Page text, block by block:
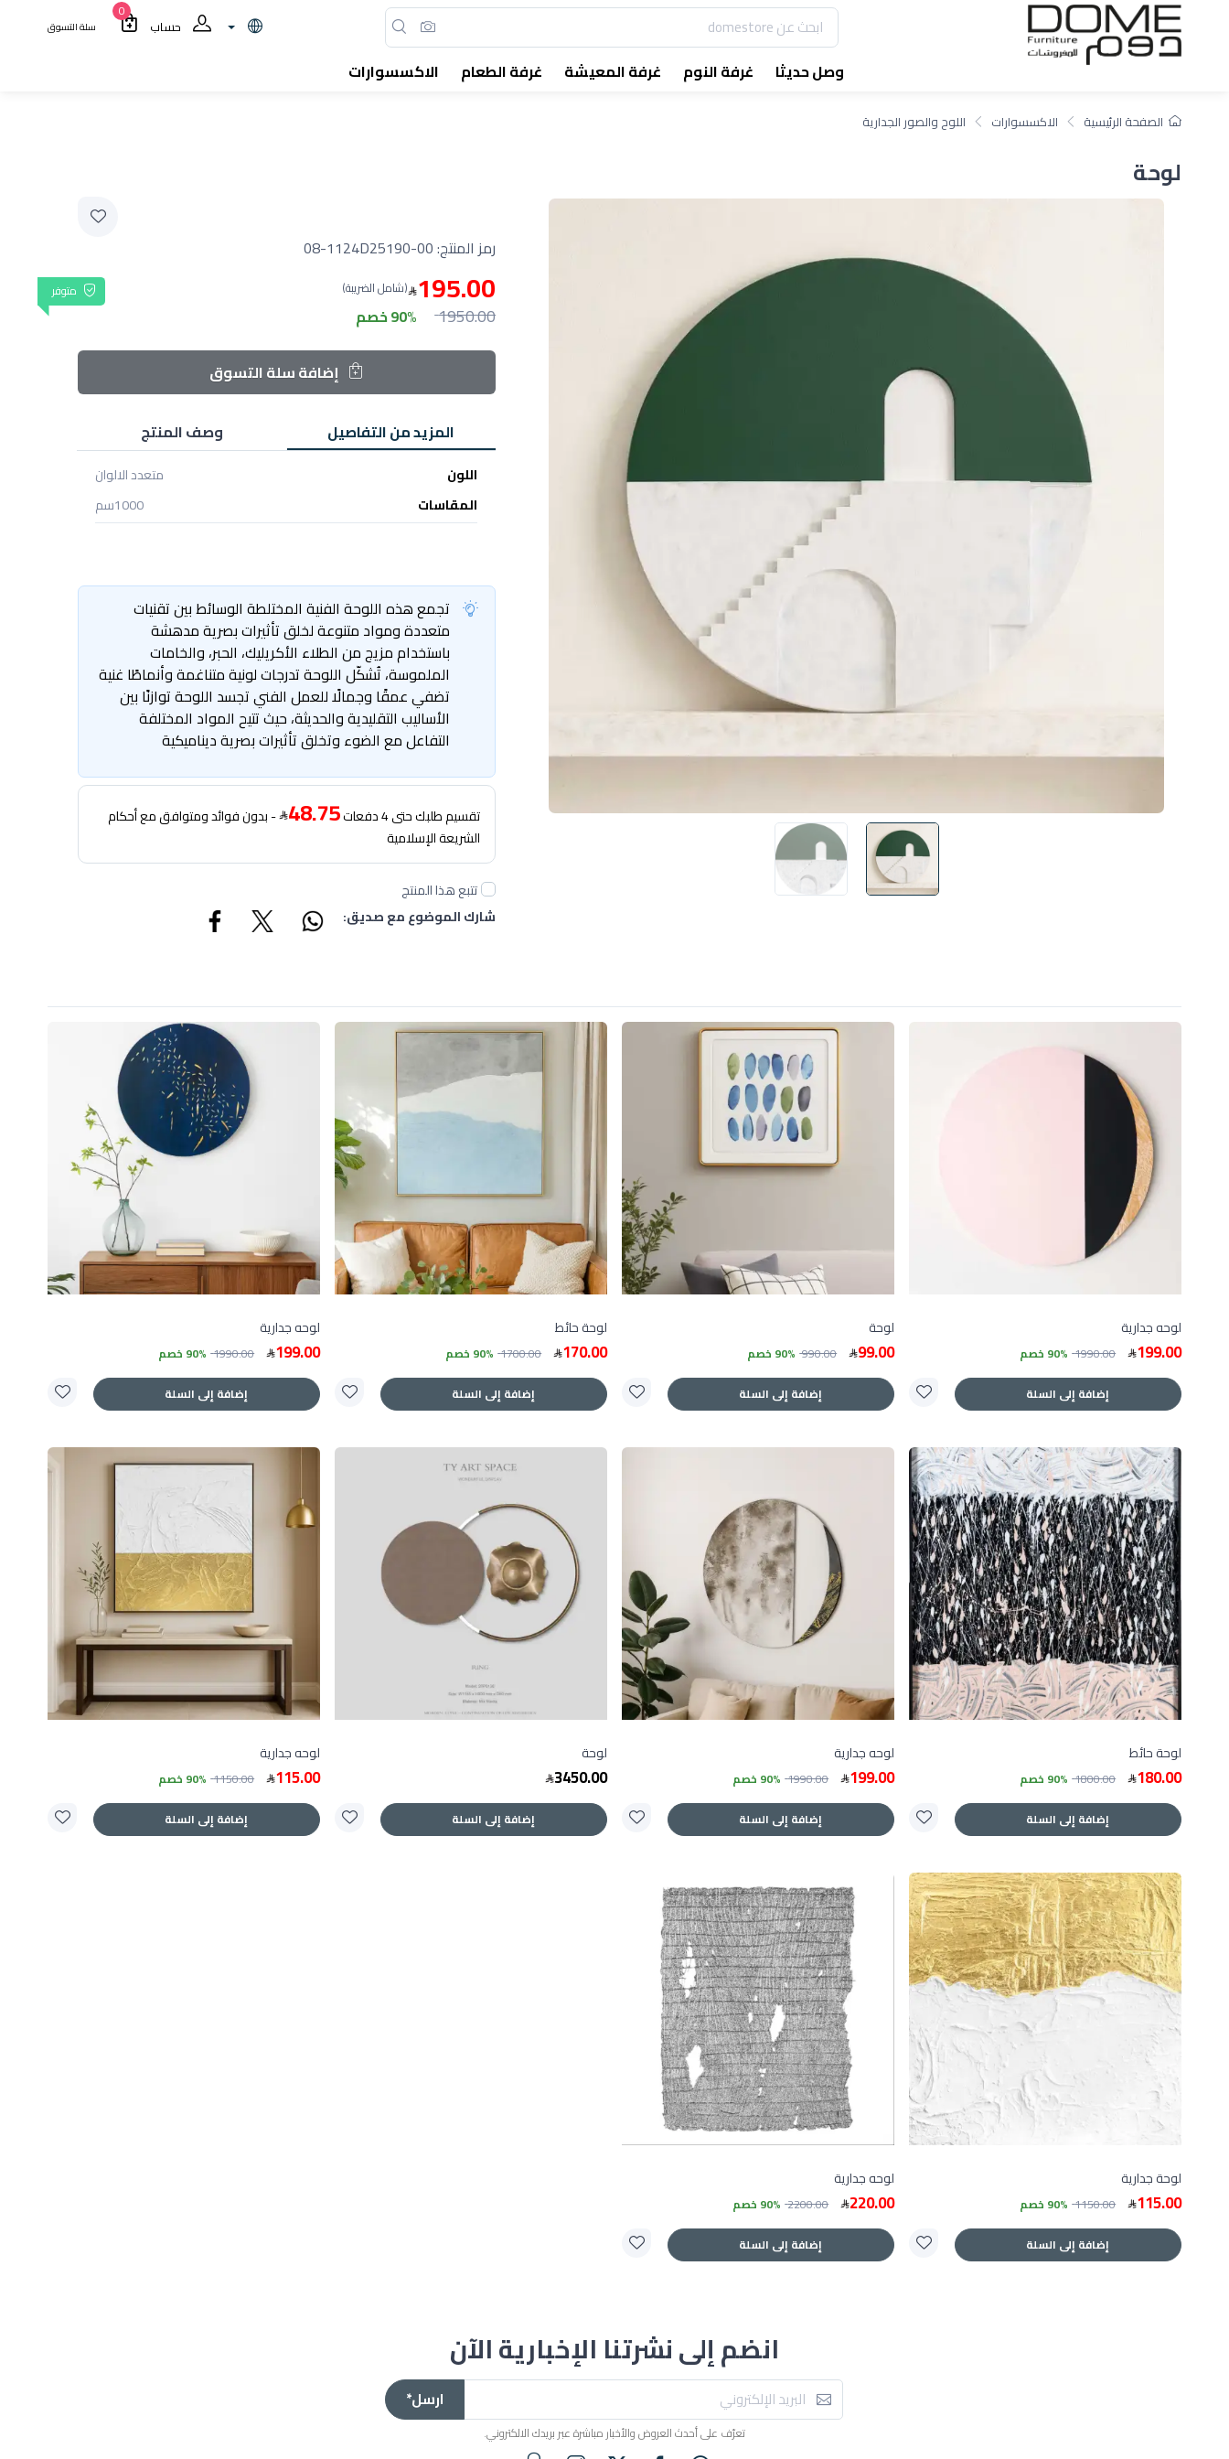
حساب
0
سلة التسوق
وصل حديثا غرفة النوم غرفة المعيشة غرفة الطعام الاكسسوارات
الصفحة الرئيسية الاكسسوارات اللوح والصور الجدارية
لوحة
رمز المنتج:08-1124D25190-00
متوفر 195.00 (شامل الضريبة)
1950.00 90% خصم
المزيد من التفاصيل
اللون
متعدد الالوان
المقاسات
1000سم
وصف المنتج
تجمع هذه اللوحة الفنية المختلطة الوسائط بين تقنيات
متعددة ومواد متنوعة لخلق تأثيرات بصرية مدهشة
باستخدام مزيج من الطلاء الأكريليك، الحبر، والخامات
الملموسة، تُشكّل اللوحة تدرجات لونية متناغمة وأنماطًا غنية
تضفي عمقًا وجمالًا للعمل الفني تجسد اللوحة توازنًا بين
الأساليب التقليدية والحديثة، حيث تتيح المواد المختلفة
التفاعل مع الضوء وتخلق تأثيرات بصرية ديناميكية
تقسيم طلبك حتى 4 دفعات 48.75 - بدون فوائد ومتوافق مع أحكام
الشريعة الإسلامية
تتبع هذا المنتج
شارك الموضوع مع صديق:
لوحه جدارية
199.00
1990.00 90% خصم
إضافة إلى السلة
لوحة
99.00
990.00 90% خصم
إضافة إلى السلة
لوحة حائط
170.00
1700.00 90% خصم
إضافة إلى السلة
لوحه جدارية
199.00
1990.00 90% خصم
إضافة إلى السلة
لوحة حائط
180.00
1800.00 90% خصم
إضافة إلى السلة
لوحه جدارية
199.00
1990.00 90% خصم
إضافة إلى السلة
لوحة
3450.00
إضافة إلى السلة
لوحه جدارية
115.00
1150.00 90% خصم
إضافة إلى السلة
لوحة جدارية
115.00
1150.00 90% خصم
إضافة إلى السلة
لوحه جدارية
220.00
2200.00 90% خصم
إضافة إلى السلة
انضم إلى نشرتنا الإخبارية الآن
ارسل*
تعرّف على أحدث العروض والأخبار مباشرة عبر بريدك الالكتروني.